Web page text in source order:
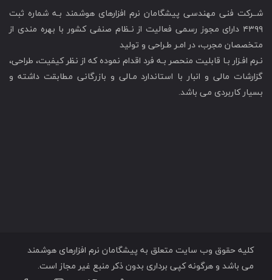
شــرکت فنی مهندسی پیشگامان نرم افزارهای هوشمند بـه شماره ثبت
۴۳۹۹ دارای مجوز رسمی فعالیت از نـظام صنفی کشور با بهره مندی از
متخصصان مجرب، در امـر طـراحی و تولید
نـرم افـزار بـا قابلیت منحصر بـه فرد اقدام نموده که از نظر کیفیت، طراحی،
گزارشات مالی و انبار با استاندارد مـالی و بازرگانی مطابقت داشته و
بسیار کاربردی می باشد.
کلیه حقوق وب سایت متعلق به پیشگامان نرم افزارهای هوشمند
می باشد و هرگونه کپی برداری بدون ذکر منبع غیر مجاز است.